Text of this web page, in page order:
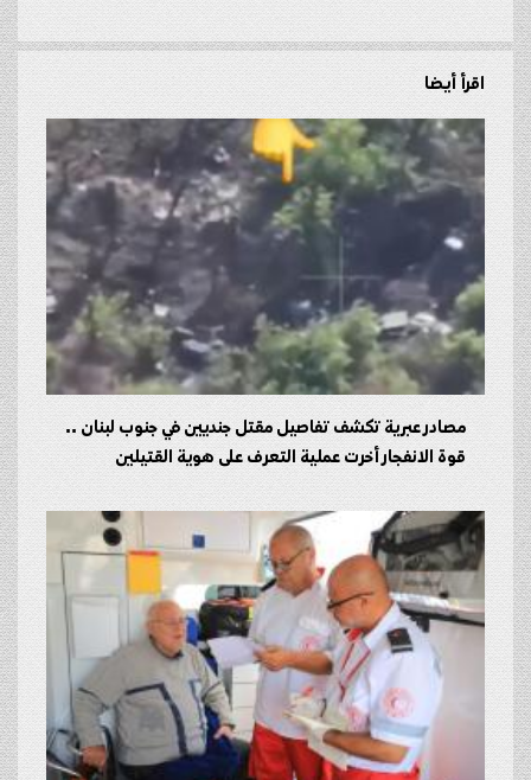
اقرأ أيضا
مصادر عبرية تكشف تفاصيل مقتل جنديين في جنوب لبنان ..
قوة الانفجار أخرت عملية التعرف على هوية القتيلين